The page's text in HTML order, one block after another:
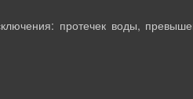
протечек воды,